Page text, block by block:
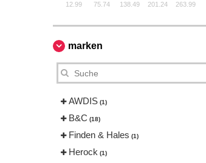
12.99 75.74 138.49 201.24 263.99
marken
AWDIS (1)
B&C (18)
Finden & Hales (1)
Herock (1)